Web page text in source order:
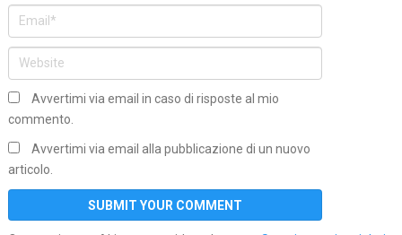
Avvertimi via email in caso di risposte al mio
commento.
Avvertimi via email alla pubblicazione di un nuovo
articolo.